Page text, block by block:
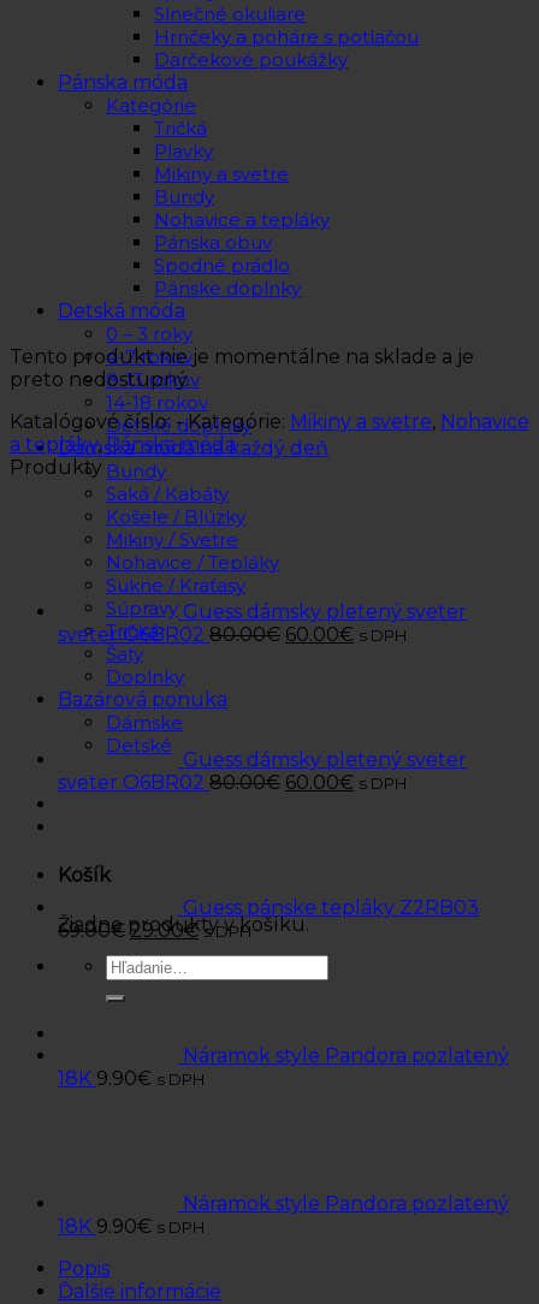
Slnečné okuliare
Hrnčeky a poháre s potlačou
Darčekové poukážky
Pánska móda
Kategórie
Tričká
Plavky
Mikiny a svetre
Bundy
Nohavice a tepláky
Pánska obuv
Spodné prádlo
Pánske doplnky
Detská móda
0 – 3 roky
4-7 rokov
8-13 rokov
14-18 rokov
Detské doplnky
Dámska móda na každý deň
Bundy
Saká / Kabáty
Košele / Blúzky
Mikiny / Svetre
Nohavice / Tepláky
Sukne / Kraťasy
Súpravy
Tričká
Šaty
Doplnky
Bazárová ponuka
Dámske
Detské
Košík
Žiadne produkty v košíku.
Hľadať:
Tento produkt nie je momentálne na sklade a je
preto nedostupný.
Katalógové číslo: - Kategórie: Mikiny a svetre, Nohavice
a tepláky,Pánska móda
Produkty
Guess dámsky pletený sveter
sveter O6BR02 80.00€ 60.00€ s DPH
Guess dámsky pletený sveter
sveter O6BR02 80.00€ 60.00€ s DPH
Guess pánske tepláky Z2RB03
69.00€ 29.00€ s DPH
Náramok style Pandora pozlatený
18K 9.90€ s DPH
Náramok style Pandora pozlatený
18K 9.90€ s DPH
Popis
Ďalšie informácie